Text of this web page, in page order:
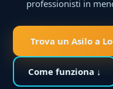
professionisti in
Trova un Asilo a
Come funziona ↓